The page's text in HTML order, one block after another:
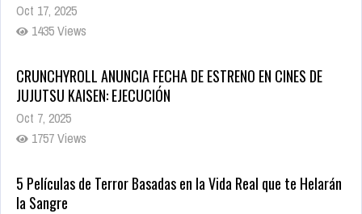
Oct 17, 2025
1435 Views
CRUNCHYROLL ANUNCIA FECHA DE ESTRENO EN CINES DE
JUJUTSU KAISEN: EJECUCIÓN
Oct 7, 2025
1757 Views
5 Películas de Terror Basadas en la Vida Real que te Helarán
la Sangre